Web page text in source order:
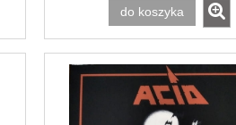
do koszyka